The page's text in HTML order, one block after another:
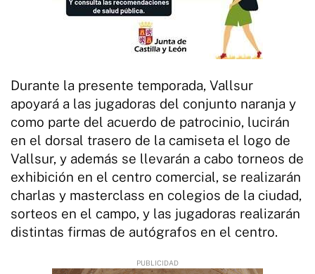
Durante la presente temporada, Vallsur
apoyará a las jugadoras del conjunto naranja y
como parte del acuerdo de patrocinio, lucirán
en el dorsal trasero de la camiseta el logo de
Vallsur, y además se llevarán a cabo torneos de
exhibición en el centro comercial, se realizarán
charlas y masterclass en colegios de la ciudad,
sorteos en el campo, y las jugadoras realizarán
distintas firmas de autógrafos en el centro.